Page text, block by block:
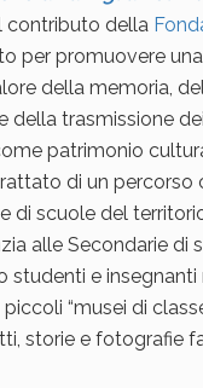
contributo della
per promuovere
della memoria,
della trasmissione
patrimonio
di un percorso
di scuole del
alle Secondarie di
studenti e insegnanti
“musei di
storie e fotografie